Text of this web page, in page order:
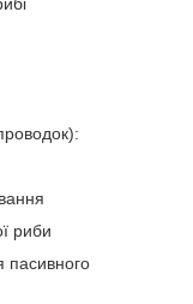
риби
пасивного